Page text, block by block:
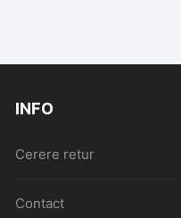
INFO
Cerere retur
Contact